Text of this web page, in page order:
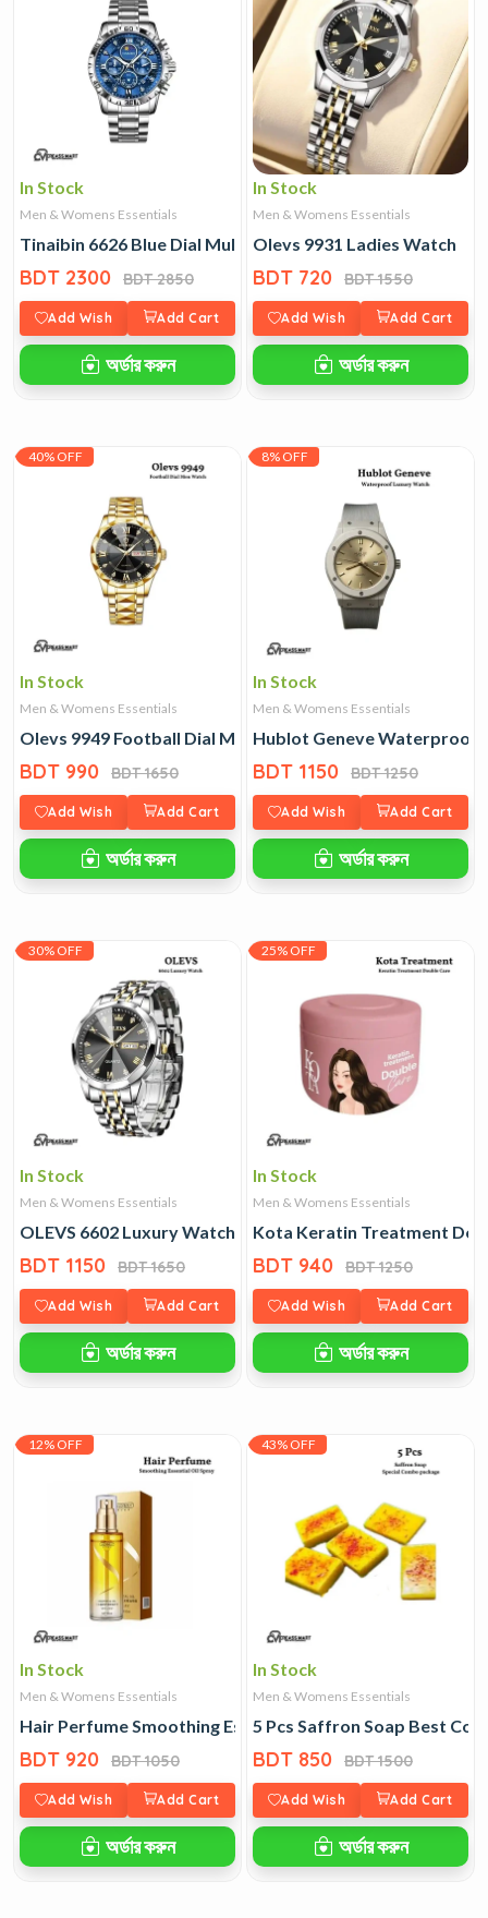
In Stock
Men & Womens Essentials
Tinaibin 6626 Blue Dial Multi-Function Watch
BDT 2300 BDT 2850
Add Wish Add Cart
অর্ডার করুন
In Stock
Men & Womens Essentials
Olevs 9931 Ladies Watch
BDT 720 BDT 1550
Add Wish Add Cart
অর্ডার করুন
40% OFF
In Stock
Men & Womens Essentials
Olevs 9949 Football Dial Men Watch
BDT 990 BDT 1650
Add Wish Add Cart
অর্ডার করুন
8% OFF
In Stock
Men & Womens Essentials
Hublot Geneve Waterproof
BDT 1150 BDT 1250
Add Wish Add Cart
অর্ডার করুন
30% OFF
In Stock
Men & Womens Essentials
OLEVS 6602 Luxury Watch
BDT 1150 BDT 1650
Add Wish Add Cart
অর্ডার করুন
25% OFF
In Stock
Men & Womens Essentials
Kota Keratin Treatment
BDT 940 BDT 1250
Add Wish Add Cart
অর্ডার করুন
12% OFF
In Stock
Men & Womens Essentials
Hair Perfume Smoothing Essential Oil Spray
BDT 920 BDT 1050
Add Wish Add Cart
অর্ডার করুন
43% OFF
In Stock
Men & Womens Essentials
5 Pcs Saffron Soap Best
BDT 850 BDT 1500
Add Wish Add Cart
অর্ডার করুন